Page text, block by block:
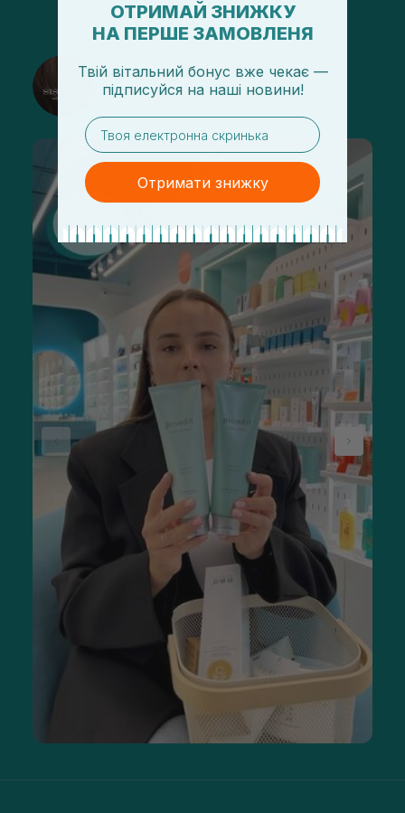
@sisters_stelmakh в Instagram
Подписаться
ОТРИМАЙ ЗНИЖКУ
НА ПЕРШЕ ЗАМОВЛЕНЯ
Твій вітальний бонус вже чекає —
підписуйся на наші новини!
email
Отримати знижку